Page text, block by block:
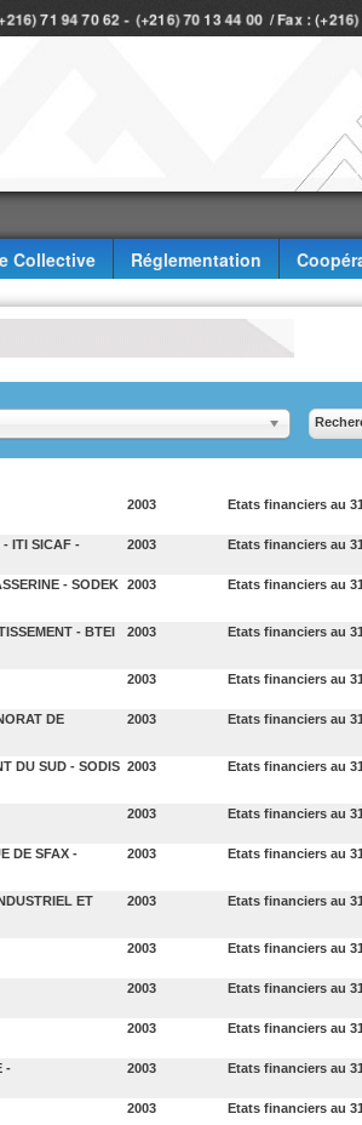
71 94 70 62 - (+216) 70 13 44 00 / Fax :
Collective Réglementation
2003 Etats financiers au
- ITI SICAF - 2003 Etats financiers au
- SODEK
2003 Etats financiers au
- BTEI
2003 Etats financiers au
2003 Etats financiers au
DE
2003 Etats financiers au
DU SUD - SODIS 2003 Etats financiers au
2003 Etats financiers au
DE SFAX -
2003 Etats financiers au
ET
2003 Etats financiers au
2003 Etats financiers au
2003 Etats financiers au
2003 Etats financiers au
- 2003 Etats financiers au
2003 Etats financiers au